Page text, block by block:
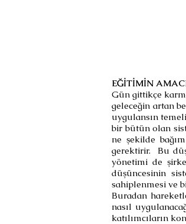
EĞİTİMİN
Gün gittikçe
geleceğin artan
uygulansın
bir bütün olan
ne şekilde
gerektirir. Bu
yönetimi de
düşüncesinin
sahiplenmesi ve
Buradan
nasıl
katılımcıların